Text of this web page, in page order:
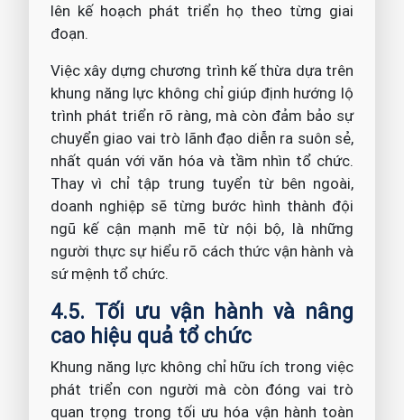
lên kế hoạch phát triển họ theo từng giai
đoạn.
Việc xây dựng chương trình kế thừa dựa trên
khung năng lực không chỉ giúp định hướng lộ
trình phát triển rõ ràng, mà còn đảm bảo sự
chuyển giao vai trò lãnh đạo diễn ra suôn sẻ,
nhất quán với văn hóa và tầm nhìn tổ chức.
Thay vì chỉ tập trung tuyển từ bên ngoài,
doanh nghiệp sẽ từng bước hình thành đội
ngũ kế cận mạnh mẽ từ nội bộ, là những
người thực sự hiểu rõ cách thức vận hành và
sứ mệnh tổ chức.
4.5. Tối ưu vận hành và nâng
cao hiệu quả tổ chức
Khung năng lực không chỉ hữu ích trong việc
phát triển con người mà còn đóng vai trò
quan trọng trong tối ưu hóa vận hành toàn